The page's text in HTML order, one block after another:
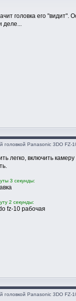
головка его
деле...
головкой Panasonic 3DO FZ-
легко, включить
3 секунды:
2 секунды:
fz-10 рабочая
головкой Panasonic 3DO FZ-